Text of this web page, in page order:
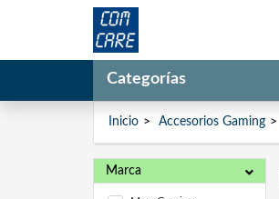
Categorías
Inicio Accesorios Gaming
Marca